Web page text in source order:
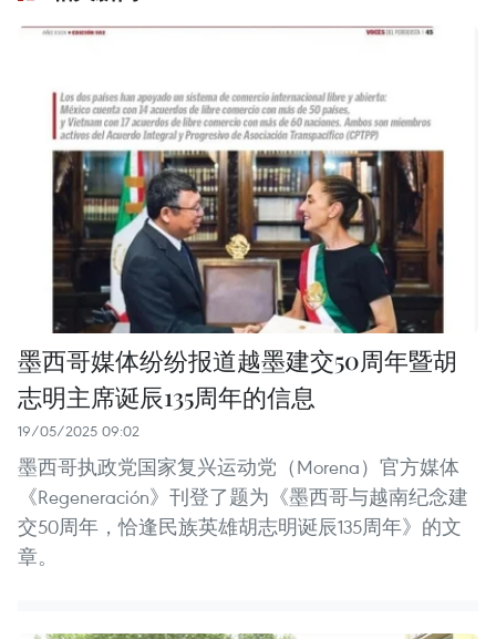
墨西哥媒体纷纷报道越墨建交50周年暨胡
志明主席诞辰135周年的信息
19/05/2025 09:02
墨西哥执政党国家复兴运动党（Morena）官方媒体
《Regeneración》刊登了题为《墨西哥与越南纪念建
交50周年，恰逢民族英雄胡志明诞辰135周年》的文
章。